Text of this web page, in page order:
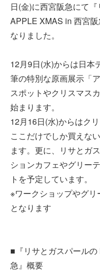
日(金)に西宮阪急にて
APPLE XMAS in 西宮
なりました。
12月9日(水)からは日本
筆の特別な原画展示「
スポットやクリスマス
始まります。
12月16日(水)からはク
ここだけでしか買えな
ます。更に、リサとガ
ションカフェやグリー
トを予定しています。
※ワークショップやグ
となります
■『リサとガスパール
急』概要